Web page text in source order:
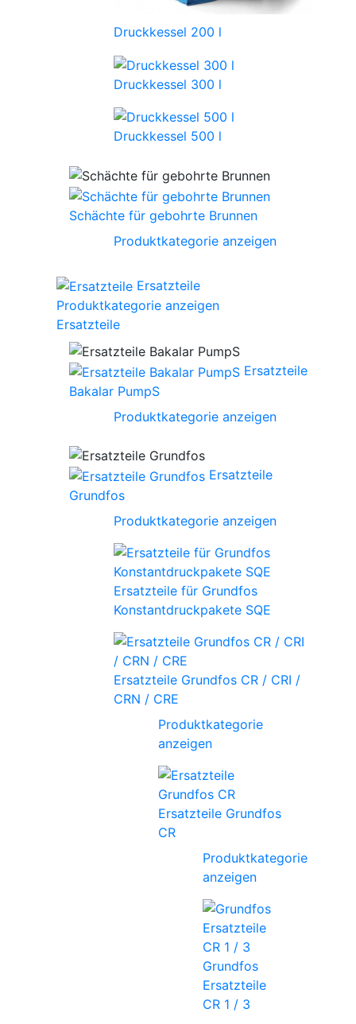
Druckkessel 200 l
Druckkessel 300 l
Druckkessel 500 l
Schächte für gebohrte Brunnen
Produktkategorie anzeigen
Ersatzteile
Produktkategorie anzeigen
Ersatzteile
Ersatzteile
Bakalar PumpS
Produktkategorie anzeigen
Ersatzteile
Grundfos
Produktkategorie anzeigen
Ersatzteile für Grundfos
Konstantdruckpakete SQE
Ersatzteile Grundfos CR / CRI /
CRN / CRE
Produktkategorie
anzeigen
Ersatzteile Grundfos
CR
Produktkategorie
anzeigen
Grundfos
Ersatzteile
CR 1 / 3